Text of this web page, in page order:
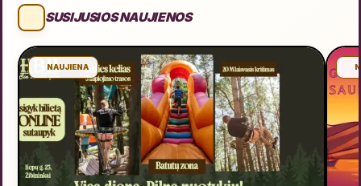
SUSIJUSIOS NAUJIENOS
NAUJIENA